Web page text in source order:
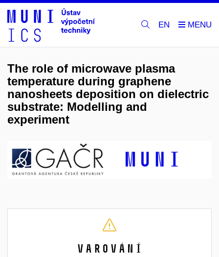
EN
The role of microwave plasma
temperature during graphene
nanosheets deposition on dielectric
substrate: Modelling and
experiment
Varování